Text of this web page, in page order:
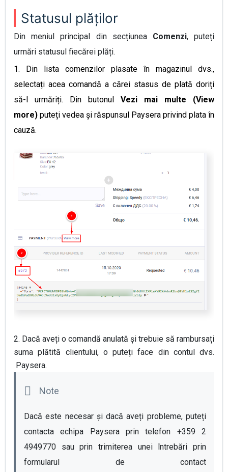
Statusul plăților
Din meniul principal din secțiunea Comenzi, puteți
urmări statusul fiecărei plăți.
1. Din lista comenzilor plasate în magazinul dvs.,
selectați acea comandă a cărei stasus de plată doriți
să-l urmăriți. Din butonul Vezi mai multe (View
more) puteți vedea și răspunsul Paysera privind plata în
cauză.
2. Dacă aveți o comandă anulată și trebuie să rambursați
suma plătită clientului, o puteți face din contul dvs.
Paysera.
Dacă este necesar și dacă aveți probleme, puteți
contacta echipa Paysera prin telefon +359 2
4949770 sau prin trimiterea unei întrebări prin